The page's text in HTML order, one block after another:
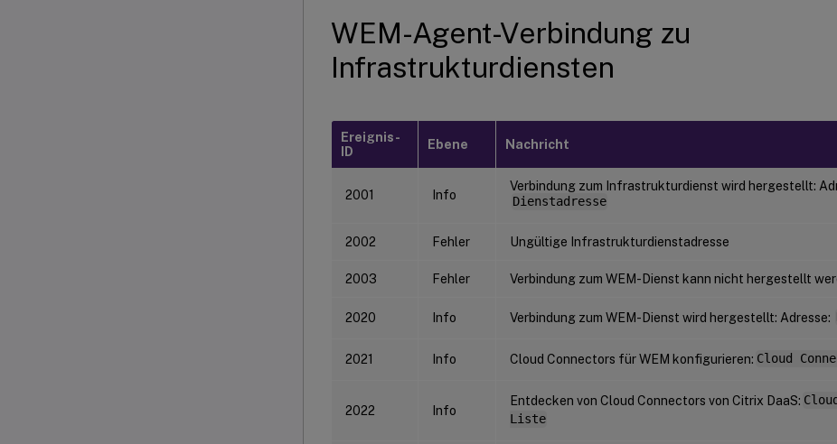
WEM-Agent-Verbindung zu
Infrastrukturdiensten
Ereignis-
ID
Ebene Nachricht
2001 Info
Verbindung zum Infrastrukturdienst wird hergestellt:
Dienstadresse
2002 Fehler Ungültige Infrastrukturdienstadresse
2003 Fehler Verbindung zum WEM-Dienst kann nicht hergestellt
2020 Info Verbindung zum WEM-Dienst wird hergestellt: Adresse:
2021 Info Cloud Connectors für WEM konfigurieren: Cloud
2022 Info
Entdecken von Cloud Connectors von Citrix DaaS:
Liste